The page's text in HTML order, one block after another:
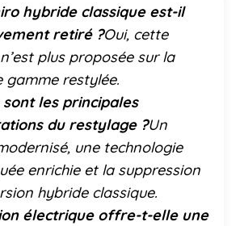
hybride classique est-il
retiré ?Oui, cette
plus proposée sur la
gamme restylée.
sont les principales
du restylage ?Un
une technologie
enrichie et la suppression
hybride classique.
électrique offre-t-elle une